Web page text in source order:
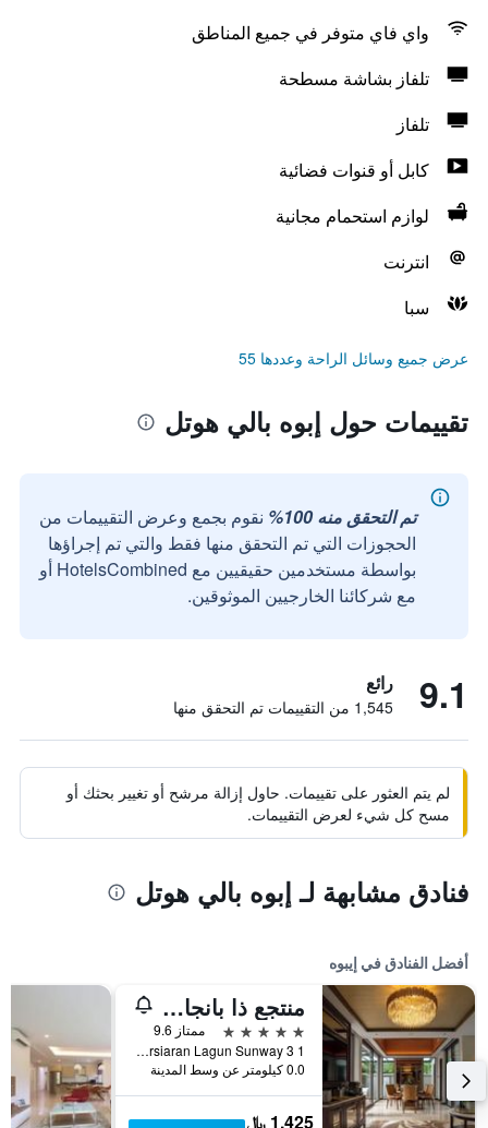
واي فاي متوفر في جميع المناطق
تلفاز بشاشة مسطحة
تلفاز
كابل أو قنوات فضائية
لوازم استحمام مجانية
انترنت
سبا
عرض جميع وسائل الراحة وعددها 55
تقييمات حول إبوه بالي هوتل
تم التحقق منه 100%
نقوم بجمع وعرض التقييمات من
الحجوزات التي تم التحقق منها فقط والتي تم إجراؤها
بواسطة مستخدمين حقيقيين مع HotelsCombined أو
مع شركائنا الخارجيين الموثوقين.
9.1 رائع
1,545 من التقييمات تم التحقق منها
لم يتم العثور على تقييمات. حاول إزالة مرشح أو تغيير بحثك أو
مسح كل شيء لعرض التقييمات.
فنادق مشابهة لـ إبوه بالي هوتل
أفضل الفنادق في إيبوه
منتجع ذا بانجاران هوت سبرنغز
5 نجوم
ممتاز 9.6
1 Persiaran Lagun Sunway 3, إيبوه, ماليزيا
0.0 كيلومتر عن وسط المدينة
1,425 ﷼